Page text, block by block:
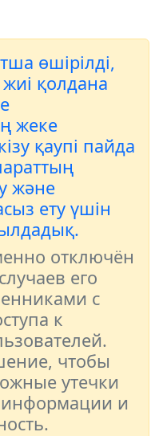
өшірілді,
қолдана
жеке
қаупі пайда
және
ету үшін
отключён
его
с
к
чтобы
утечки
и